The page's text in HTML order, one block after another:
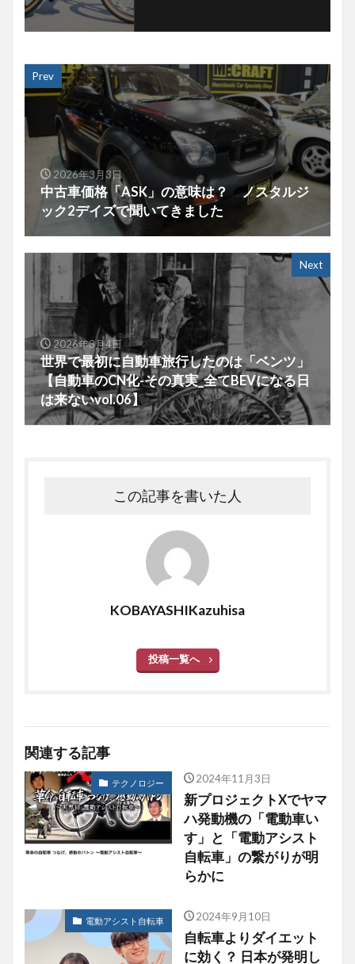
Prev
2026年3月3日
中古車価格「ASK」の意味は？ ノスタルジ
ック2デイズで聞いてきました
Next
2026年3月4日
世界で最初に自動車旅行したのは「ベンツ」
【自動車のCN化-その真実_全てBEVになる日
は来ないvol.06】
この記事を書いた人
KOBAYASHIKazuhisa
投稿一覧へ
関連する記事
テクノロジー 2024年11月3日
新プロジェクトXでヤマ
ハ発動機の「電動車い
す」と「電動アシスト
自転車」の繋がりが明
らかに
電動アシスト自転車 2024年9月10日
自転車よりダイエット
に効く？ 日本が発明し